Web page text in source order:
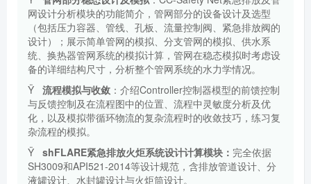
网设计分析模块的功能简介，管网部分的设备设计及选型
（包括压力容器、管线、孔板、流量控制阀、紧急排放阀的
设计）；展示简单管网的模拟、分支管网的模拟、供水系
统、换热器管网系统的模拟计算，管网在稳态模拟时考虑设
备的详细结构尺寸，分析整个管网系统的水力学情况。
Ÿ 流程模拟与收敛 ：介绍Controller控制器模型的前馈控制
与反馈控制及在流程图中的位置、流程中灵敏度分析及优
化，以及模拟带循环物流的复杂流程时的收敛技巧，练习复
杂流程的模拟。
Ÿ shFLARE紧急排放火炬系统设计计算模块： 完全依据
SH3009和API521-2014等设计规范，含排放管道设计、分
液罐设计、水封罐设计与火炬筒设计。